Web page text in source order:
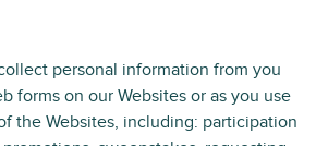
personal information from you
forms on our Websites or as you use
the Websites, including: participation